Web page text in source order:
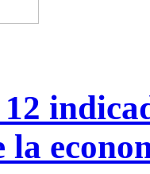
12
la